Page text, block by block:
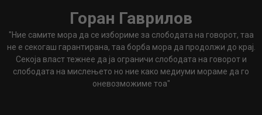
Горан Гаврилов
"Ние самите мора да се избориме за слободата на говорот, таа
не е секогаш гарантирана, таа борба мора да продолжи до крај.
Секоја власт тежнее да ја ограничи слободата на говорот и
слободата на мислењето но ние како медиуми мораме да го
оневозможиме тоа"